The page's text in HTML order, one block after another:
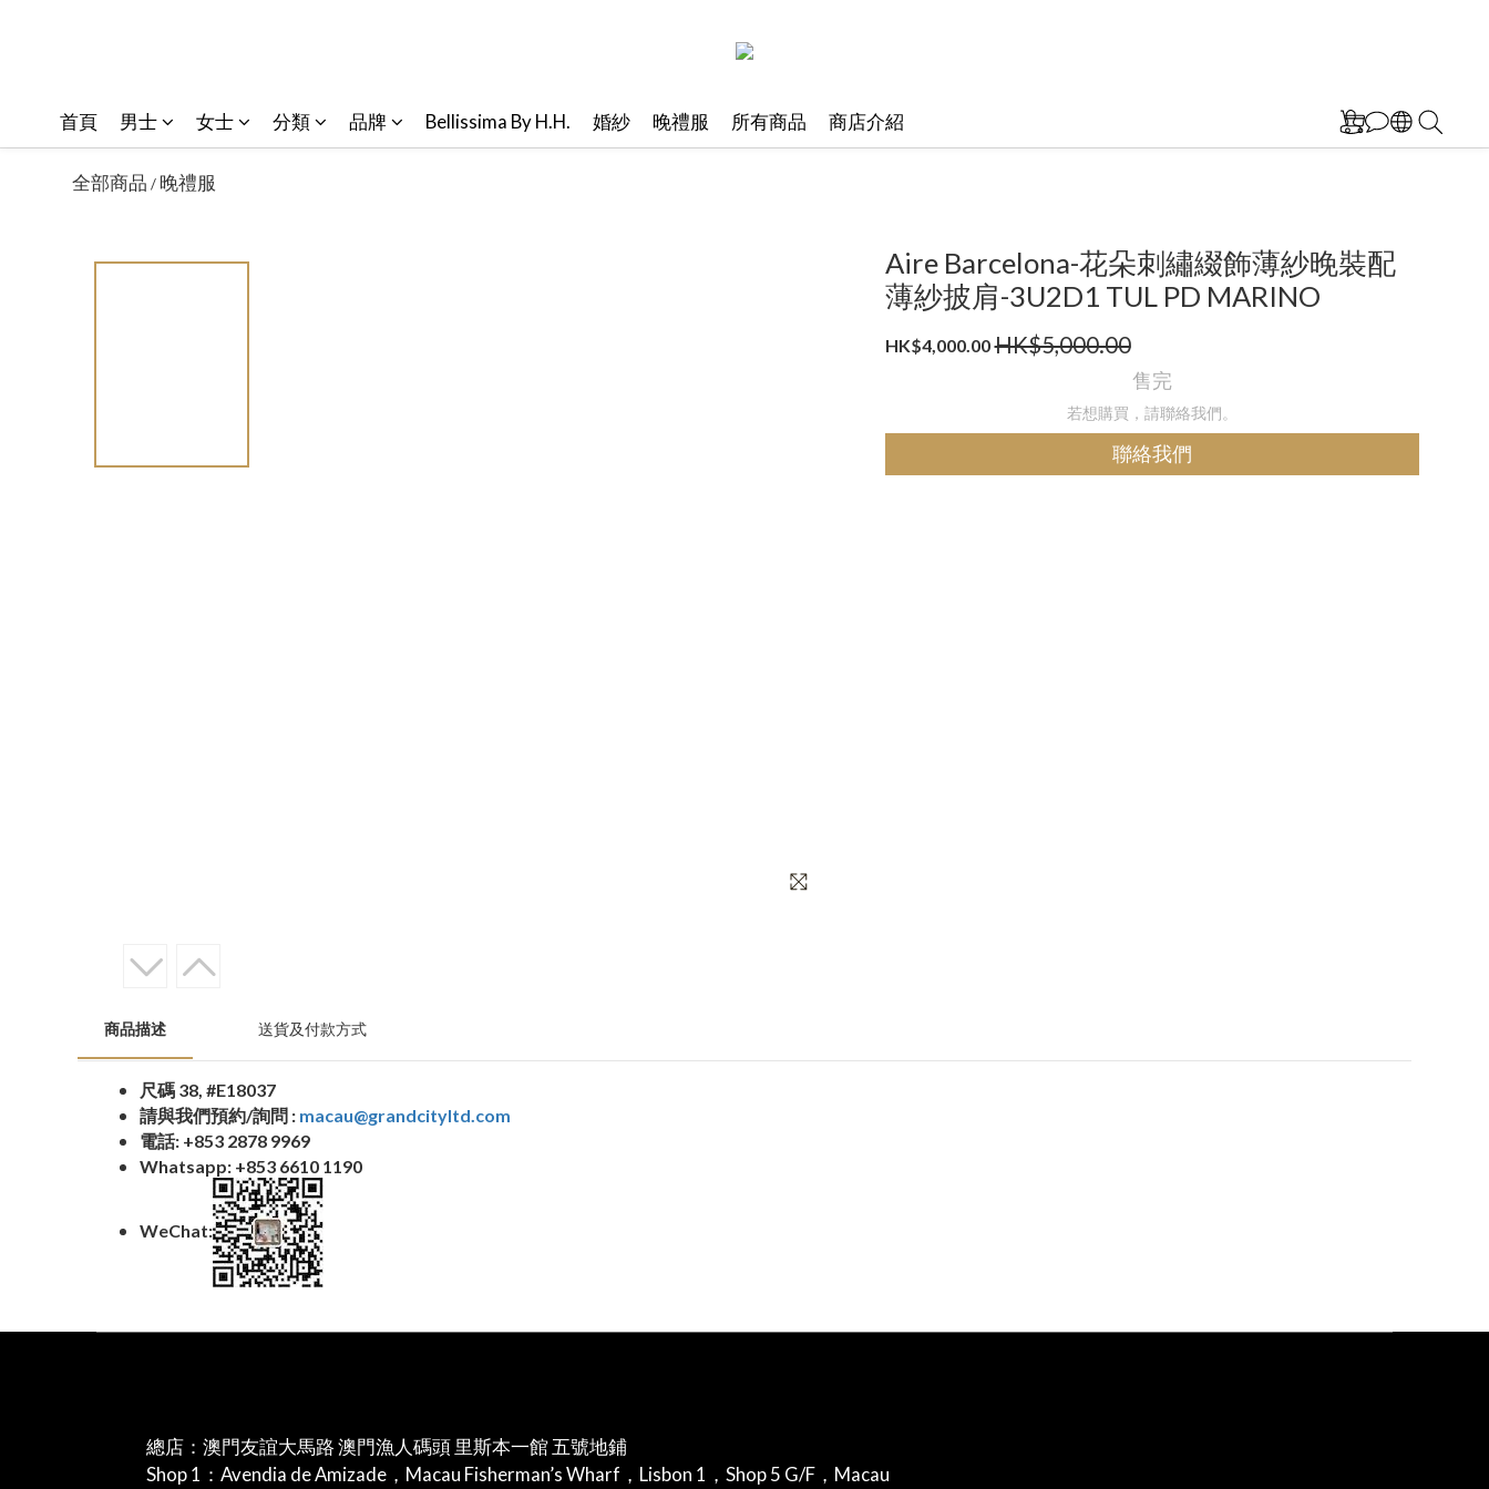
首頁 男士 女士 分類 品牌 Bellissima By H.H. 婚紗 晚禮服 所有商品 商店介紹
全部商品 / 晚禮服
Aire Barcelona-花朵刺繡綴飾薄紗晚裝配
薄紗披肩-3U2D1 TUL PD MARINO
HK$4,000.00 HK$5,000.00
售完
若想購買，請聯絡我們。
聯絡我們
商品描述 送貨及付款方式
尺碼 38, #E18037
請與我們預約/詢問 : macau@grandcityltd.com
電話: +853 2878 9969
Whatsapp: +853 6610 1190
WeChat:
總店：澳門友誼大馬路 澳門漁人碼頭 里斯本一館 五號地鋪
Shop 1：Avendia de Amizade，Macau Fisherman’s Wharf，Lisbon 1，Shop 5 G/F，Macau